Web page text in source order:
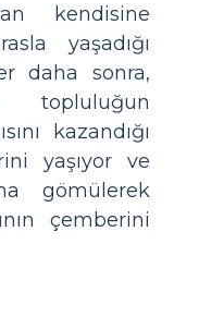
kendisine
yaşadığı
daha sonra,
topluluğun
kazandığı
yaşıyor ve
gömülerek
çemberini